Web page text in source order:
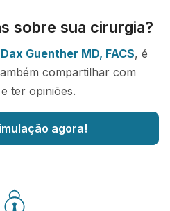
sobre sua cirurgia?
Dax Guenther MD, FACS, é
compartilhar com
ter opiniões.
agora!